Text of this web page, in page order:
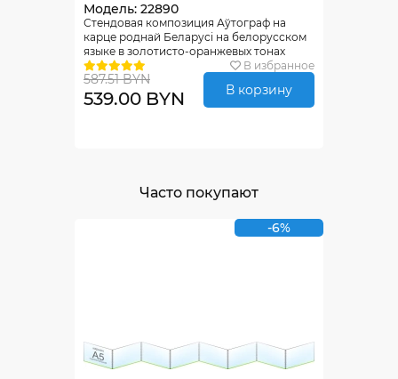
Модель: 22890
Стендовая композиция Аўтограф на
карце роднай Беларусi на белорусском
языке в золотисто-оранжевых тонах
2950*1040мм
В избранное
587.51 BYN
539.00 BYN В корзину
Часто покупают
-6%